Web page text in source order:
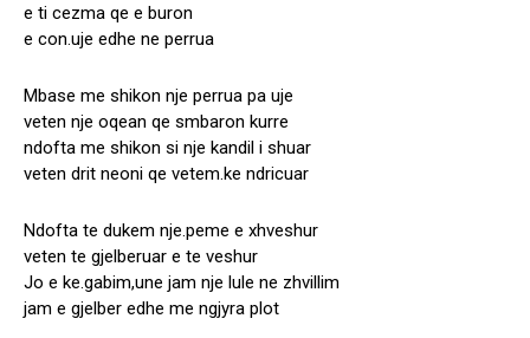
e ti cezma qe e buron
e con.uje edhe ne perrua
Mbase me shikon nje perrua pa uje
veten nje oqean qe smbaron kurre
ndofta me shikon si nje kandil i shuar
veten drit neoni qe vetem.ke ndricuar
Ndofta te dukem nje.peme e xhveshur
veten te gjelberuar e te veshur
Jo e ke.gabim,une jam nje lule ne zhvillim
jam e gjelber edhe me ngjyra plot